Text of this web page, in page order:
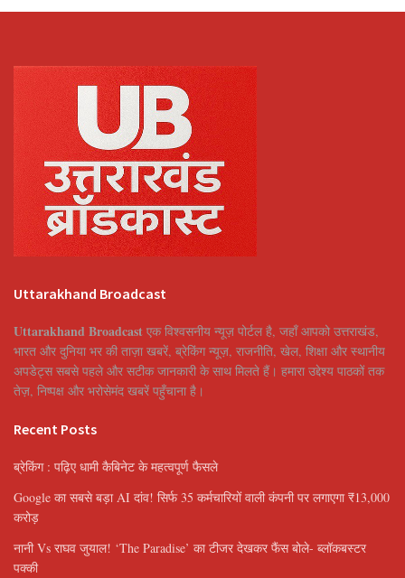
Uttarakhand Broadcast
Uttarakhand Broadcast एक विश्वसनीय न्यूज़ पोर्टल है, जहाँ आपको उत्तराखंड,
भारत और दुनिया भर की ताज़ा खबरें, ब्रेकिंग न्यूज़, राजनीति, खेल, शिक्षा और स्थानीय
अपडेट्स सबसे पहले और सटीक जानकारी के साथ मिलते हैं। हमारा उद्देश्य पाठकों तक
तेज़, निष्पक्ष और भरोसेमंद खबरें पहुँचाना है।
Recent Posts
ब्रेकिंग : पढ़िए धामी कैबिनेट के महत्वपूर्ण फैसले
Google का सबसे बड़ा AI दांव! सिर्फ 35 कर्मचारियों वाली कंपनी पर लगाएगा ₹13,000
करोड़
नानी Vs राघव जुयाल! ‘The Paradise’ का टीजर देखकर फैंस बोले- ब्लॉकबस्टर
पक्की